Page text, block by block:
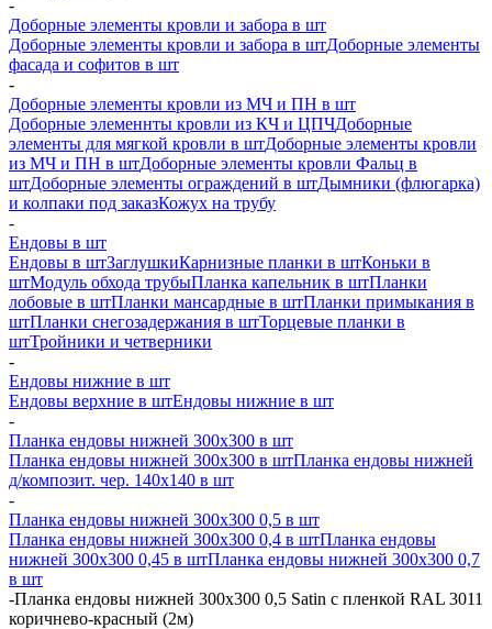
-
Доборные элементы кровли и забора в шт
Доборные элементы кровли и забора в штДоборные элементы
фасада и софитов в шт
-
Доборные элементы кровли из МЧ и ПН в шт
Доборные элеменнты кровли из КЧ и ЦПЧДоборные
элементы для мягкой кровли в штДоборные элементы кровли
из МЧ и ПН в штДоборные элементы кровли Фальц в
штДоборные элементы ограждений в штДымники (флюгарка)
и колпаки под заказКожух на трубу
-
Ендовы в шт
Ендовы в штЗаглушкиКарнизные планки в штКоньки в
штМодуль обхода трубыПланка капельник в штПланки
лобовые в штПланки мансардные в штПланки примыкания в
штПланки снегозадержания в штТорцевые планки в
штТройники и четверники
-
Ендовы нижние в шт
Ендовы верхние в штЕндовы нижние в шт
-
Планка ендовы нижней 300х300 в шт
Планка ендовы нижней 300х300 в штПланка ендовы нижней
д/композит. чер. 140х140 в шт
-
Планка ендовы нижней 300х300 0,5 в шт
Планка ендовы нижней 300х300 0,4 в штПланка ендовы
нижней 300х300 0,45 в штПланка ендовы нижней 300х300 0,7
в шт
-Планка ендовы нижней 300х300 0,5 Satin с пленкой RAL 3011
коричнево-красный (2м)